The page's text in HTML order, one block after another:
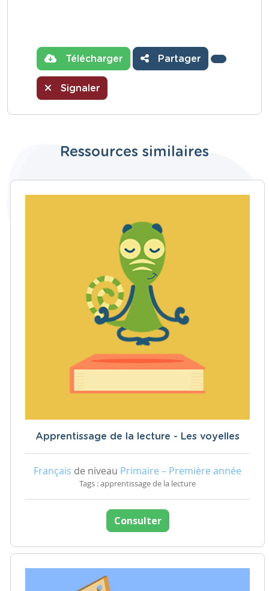
Télécharger Partager
Signaler
Ressources similaires
Apprentissage de la lecture - Les voyelles
Français de niveau Primaire – Première année
Tags : apprentissage de la lecture
Consulter